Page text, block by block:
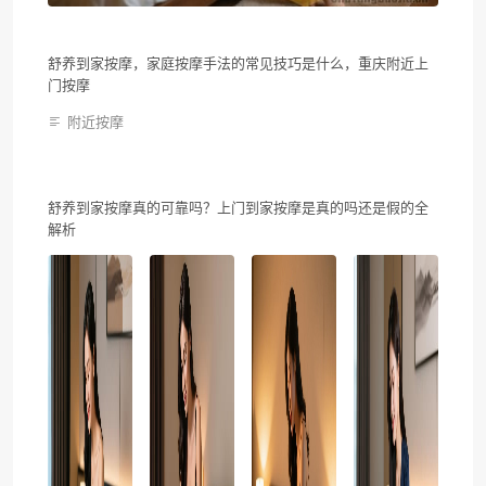
舒养到家按摩，家庭按摩手法的常见技巧是什么，重庆附近上
门按摩
附近按摩
舒养到家按摩真的可靠吗？上门到家按摩是真的吗还是假的全
解析